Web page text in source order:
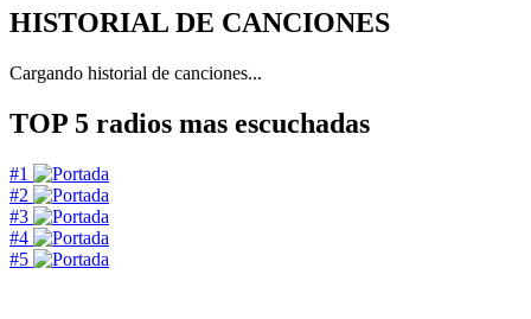
HISTORIAL DE CANCIONES
Cargando historial de canciones...
TOP 5 radios mas escuchadas
#1
#2
#3
#4
#5